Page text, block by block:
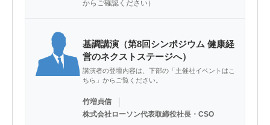
からご確認ください）
基調講演（第8回シンポジウム 健康経
営のネクストステージへ）
講演者の登壇内容は、下部の「主催社イベントはこ
ちら」からご覧ください。
竹増貞信
株式会社ローソン代表取締役社長・CSO